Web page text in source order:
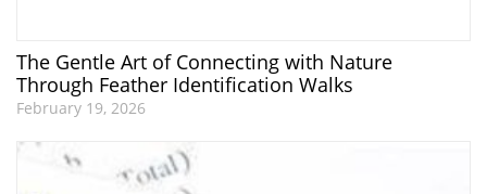
The Gentle Art of Connecting with Nature
Through Feather Identification Walks
February 19, 2026